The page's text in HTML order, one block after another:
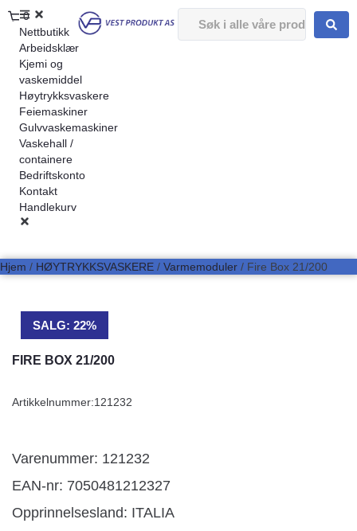
0
Nettbutikk
Arbeidsklær
Kjemi og
vaskemiddel
Høytrykksvaskere
Feiemaskiner
Gulvvaskemaskiner
Vaskehall /
containere
Bedriftskonto
Kontakt
Handlekurv
Hjem / HØYTRYKKSVASKERE / Varmemoduler / Fire Box 21/200
SALG: 22%
FIRE BOX 21/200
Artikkelnummer:121232
Varenummer: 121232
EAN-nr: 7050481212327
Opprinnelsesland: ITALIA